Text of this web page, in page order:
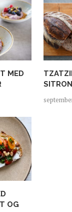
MED
OG